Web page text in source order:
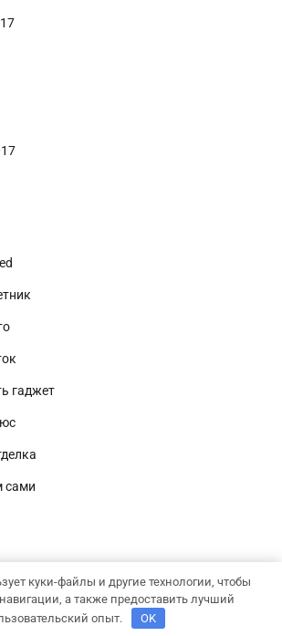
гаджет
сами
Уютный участокТема News Report от
куки-файлы и другие технологии, чтобы
а также предоставить лучший
опыт.
OK